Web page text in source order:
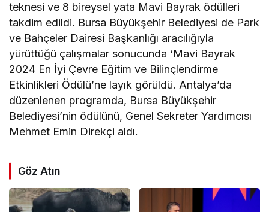
teknesi ve 8 bireysel yata Mavi Bayrak ödülleri
takdim edildi. Bursa Büyükşehir Belediyesi de Park
ve Bahçeler Dairesi Başkanlığı aracılığıyla
yürüttüğü çalışmalar sonucunda ‘Mavi Bayrak
2024 En İyi Çevre Eğitim ve Bilinçlendirme
Etkinlikleri Ödülü’ne layık görüldü. Antalya’da
düzenlenen programda, Bursa Büyükşehir
Belediyesi’nin ödülünü, Genel Sekreter Yardımcısı
Mehmet Emin Direkçi aldı.
Göz Atın